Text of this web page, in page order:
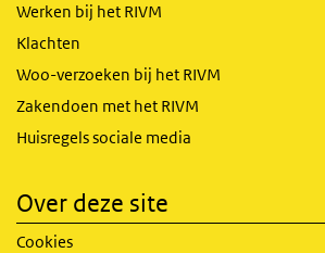
Werken bij het RIVM
Klachten
Woo-verzoeken bij het RIVM
Zakendoen met het RIVM
Huisregels sociale media
Over deze site
Cookies